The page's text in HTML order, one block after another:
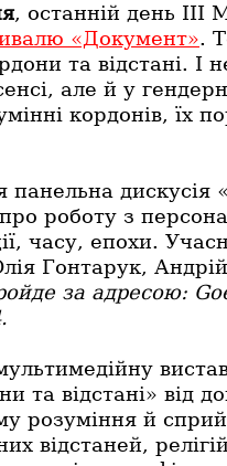
, останній день ІІІ
«Документ».
та відстані. І
але й у
кордонів, їх
панельна
роботу з
часу, епохи.
Гонтарук,
за адресою:
та відстані» від
розуміння й
відстаней,